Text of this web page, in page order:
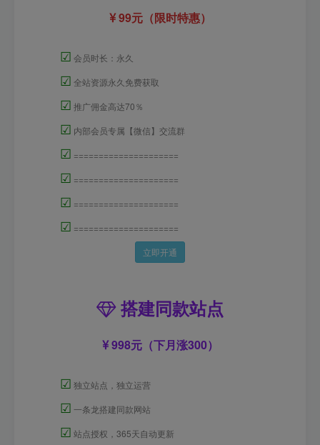
99元（限时特惠）
☑ 会员时长：永久
☑ 全站资源永久免费获取
☑ 推广佣金高达70％
☑ 内部会员专属【微信】交流群
☑ =====================
☑ =====================
☑ =====================
☑ =====================
立即开通
搭建同款站点
998元（下月涨300）
☑ 独立站点，独立运营
☑ 一条龙搭建同款网站
☑ 站点授权，365天自动更新